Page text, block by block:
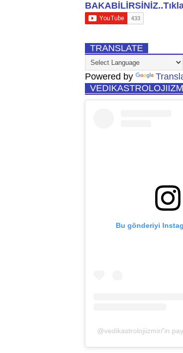
TRANSLATE
Powered by
Bu gönderiyi
@vedikastrolojiizmir/'in